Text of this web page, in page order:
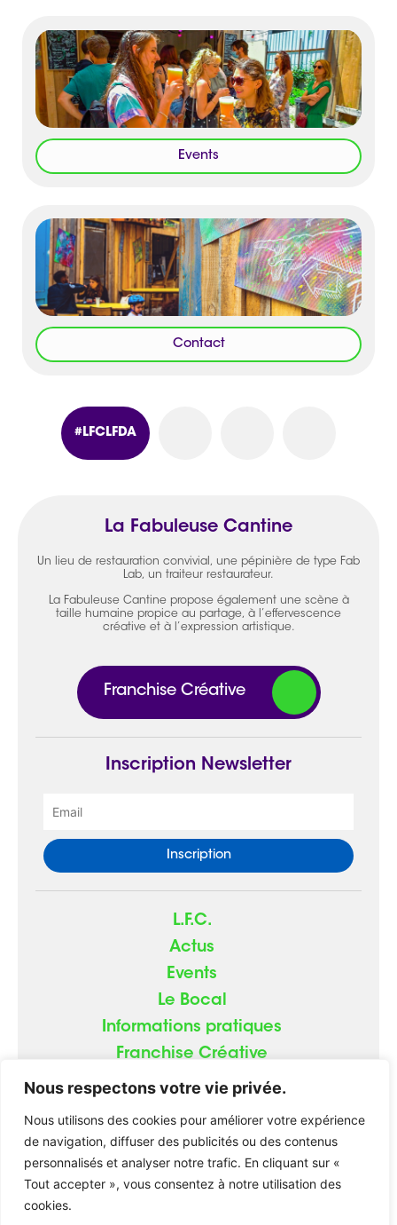
Nous respectons votre vie privée.
Nous utilisons des cookies pour améliorer votre expérience
de navigation, diffuser des publicités ou des contenus
personnalisés et analyser notre trafic. En cliquant sur «
Tout accepter », vous consentez à notre utilisation des
cookies.
Events
Contact
#LFCLFDA
La Fabuleuse Cantine
Un lieu de restauration convivial, une pépinière de type Fab
Lab, un traiteur restaurateur.
La Fabuleuse Cantine propose également une scène à
taille humaine propice au partage, à l’effervescence
créative et à l’expression artistique.
Franchise Créative
Inscription Newsletter
L.F.C.
Actus
Events
Le Bocal
Informations pratiques
Franchise Créative
Contact